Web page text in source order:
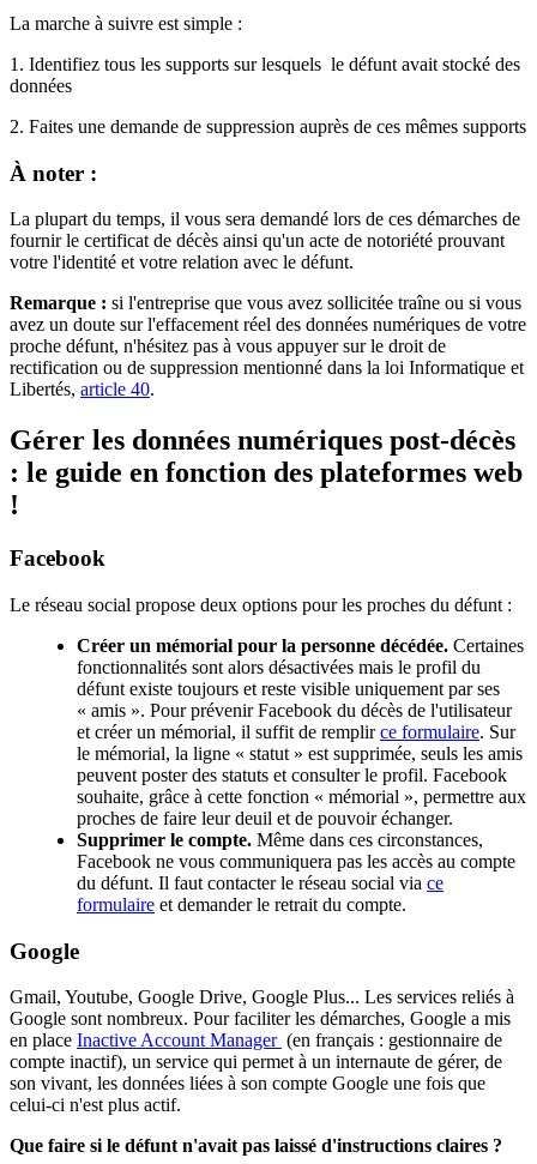
La marche à suivre est simple :
1. Identifiez tous les supports sur lesquels le défunt avait stocké des
données
2. Faites une demande de suppression auprès de ces mêmes supports
À noter :
La plupart du temps, il vous sera demandé lors de ces démarches de
fournir le certificat de décès ainsi qu'un acte de notoriété prouvant
votre l'identité et votre relation avec le défunt.
Remarque : si l'entreprise que vous avez sollicitée traîne ou si vous
avez un doute sur l'effacement réel des données numériques de votre
proche défunt, n'hésitez pas à vous appuyer sur le droit de
rectification ou de suppression mentionné dans la loi Informatique et
Libertés, article 40.
Gérer les données numériques post-décès
: le guide en fonction des plateformes web
!
Facebook
Le réseau social propose deux options pour les proches du défunt :
Créer un mémorial pour la personne décédée. Certaines
fonctionnalités sont alors désactivées mais le profil du
défunt existe toujours et reste visible uniquement par ses
« amis ». Pour prévenir Facebook du décès de l'utilisateur
et créer un mémorial, il suffit de remplirce formulaire. Sur
le mémorial, la ligne « statut » est supprimée, seuls les amis
peuvent poster des statuts et consulter le profil. Facebook
souhaite, grâce à cette fonction « mémorial », permettre aux
proches de faire leur deuil et de pouvoir échanger.
Supprimer le compte. Même dans ces circonstances,
Facebook ne vous communiquera pas les accès au compte
du défunt. Il faut contacter le réseau social via ce
formulaire et demander le retrait du compte.
Google
Gmail, Youtube, Google Drive, Google Plus... Les services reliés à
Google sont nombreux. Pour faciliter les démarches, Google a mis
en place Inactive Account Manager (en français : gestionnaire de
compte inactif), un service qui permet à un internaute de gérer, de
son vivant, les données liées à son compte Google une fois que
celui-ci n'est plus actif.
Que faire si le défunt n'avait pas laissé d'instructions claires ?